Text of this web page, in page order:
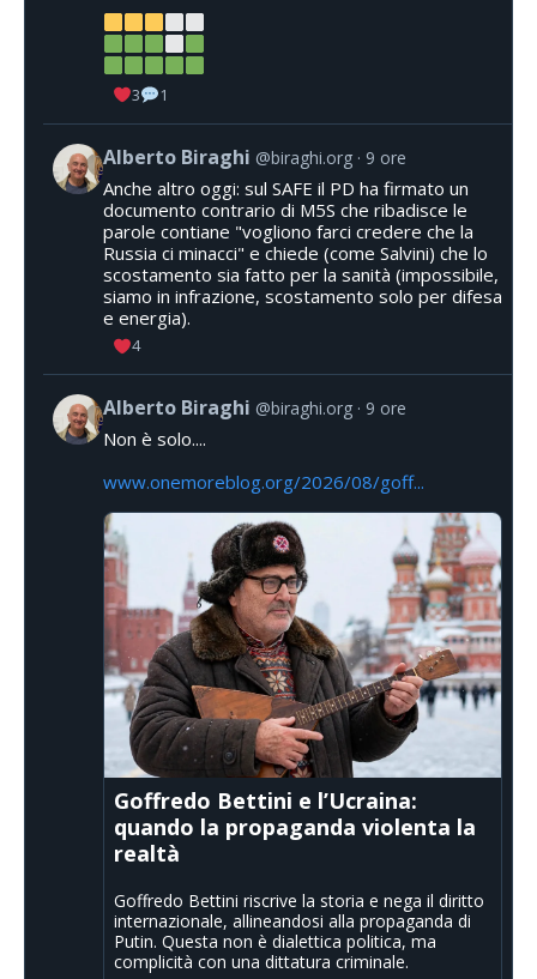
3 1
Alberto Biraghi @biraghi.org 9 ore
Anche altro oggi: sul SAFE il PD ha firmato un
documento contrario di M5S che ribadisce le
parole contiane "vogliono farci credere che la
Russia ci minacci" e chiede (come Salvini) che lo
scostamento sia fatto per la sanità (impossibile,
siamo in infrazione, scostamento solo per difesa
e energia).
4
Alberto Biraghi @biraghi.org 9 ore
Non è solo....
www.onemoreblog.org/2026/08/goff...
Goffredo Bettini e l’Ucraina:
quando la propaganda violenta la
realtà
Goffredo Bettini riscrive la storia e nega il diritto
internazionale, allineandosi alla propaganda di
Putin. Questa non è dialettica politica, ma
complicità con una dittatura criminale.